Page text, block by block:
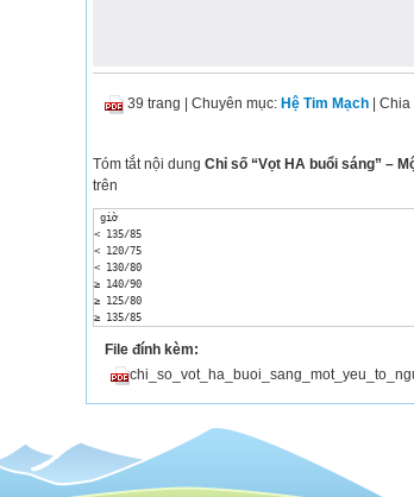
39 trang Chuyên mục: Hệ Tim Mạch |
Tóm tắt nội dung Chỉ số “Vọt HA buổi sáng” –
trên
giờ
< 135/85
< 120/75
< 130/80
≥ 140/90
≥ 125/80
≥ 135/85
Pickering T. Am J Hypertens 1995;9:1-11
Thời điểm khởi phát các biến cố tim mạch
Số lượng
10
０ ２ ４
File đính kèm: